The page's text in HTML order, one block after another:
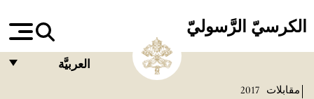
الكرسيّ الرَّسوليّ
العربيَّة
مقابلات 2017